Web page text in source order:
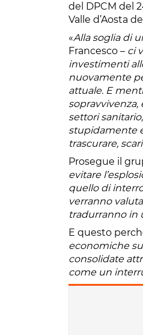
del DPCM del
Valle d’Aosta
«Alla soglia di
Francesco – ci
investimenti
nuovamente
attuale. E
sopravvivenza,
settori
stupidamente
trascurare,
Prosegue il
evitare
quello di
verranno
tradurranno in
E questo
economiche
consolidate
come un